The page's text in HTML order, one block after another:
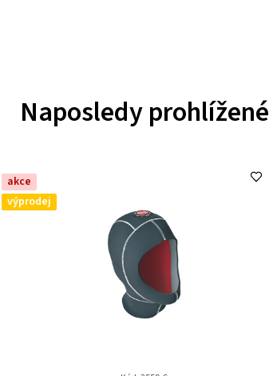
Naposledy prohlížené
akce
výprodej